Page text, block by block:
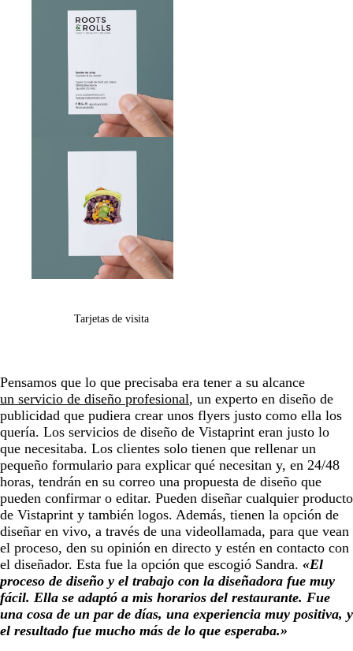
Tarjetas de visita
Pensamos que lo que precisaba era tener a su alcance
un servicio de diseño profesional, un experto en diseño de
publicidad que pudiera crear unos flyers justo como ella los
quería. Los servicios de diseño de Vistaprint eran justo lo
que necesitaba. Los clientes solo tienen que rellenar un
pequeño formulario para explicar qué necesitan y, en 24/48
horas, tendrán en su correo una propuesta de diseño que
pueden confirmar o editar. Pueden diseñar cualquier producto
de Vistaprint y también logos. Además, tienen la opción de
diseñar en vivo, a través de una videollamada, para que vean
el proceso, den su opinión en directo y estén en contacto con
el diseñador. Esta fue la opción que escogió Sandra. «El
proceso de diseño y el trabajo con la diseñadora fue muy
fácil. Ella se adaptó a mis horarios del restaurante. Fue
una cosa de un par de días, una experiencia muy positiva, y
el resultado fue mucho más de lo que esperaba.»